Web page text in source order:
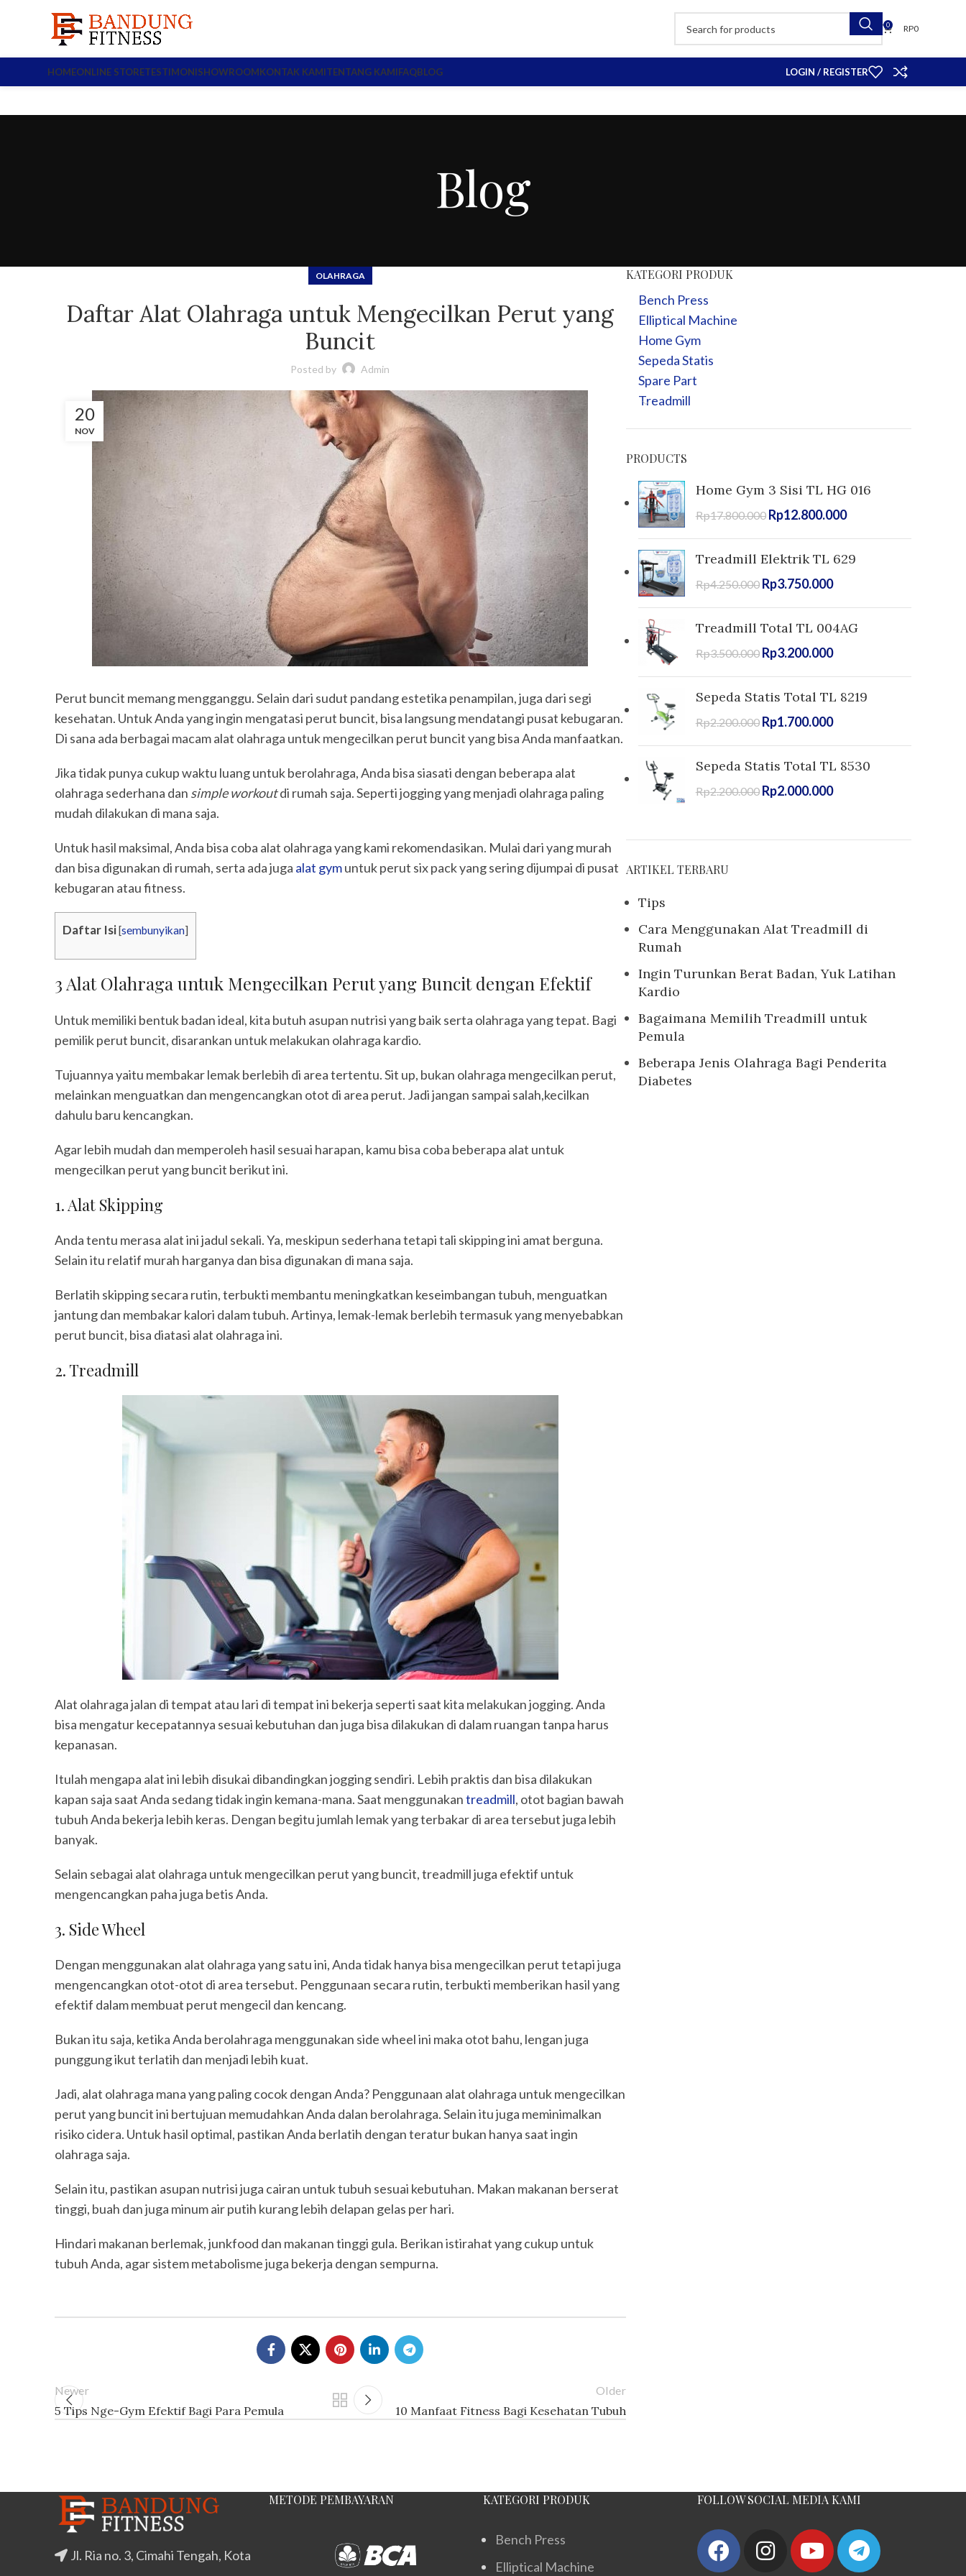
0 RP0
HOMEONLINE STORETESTIMONISHOWROOMKONTAK KAMITENTANG KAMIFAQBLOG LOGIN / REGISTER
Blog
OLAHRAGA
Daftar Alat Olahraga untuk Mengecilkan Perut yang
Buncit
Posted by Admin
20
NOV
Perut buncit memang mengganggu. Selain dari sudut pandang estetika penampilan, juga dari segi
kesehatan. Untuk Anda yang ingin mengatasi perut buncit, bisa langsung mendatangi pusat kebugaran.
Di sana ada berbagai macam alat olahraga untuk mengecilkan perut buncit yang bisa Anda manfaatkan.
Jika tidak punya cukup waktu luang untuk berolahraga, Anda bisa siasati dengan beberapa alat
olahraga sederhana dan simple workoutdi rumah saja. Seperti jogging yang menjadi olahraga paling
mudah dilakukan di mana saja.
Untuk hasil maksimal, Anda bisa coba alat olahraga yang kami rekomendasikan. Mulai dari yang murah
dan bisa digunakan di rumah, serta ada juga alat gymuntuk perut six pack yang sering dijumpai di pusat
kebugaran atau fitness.
Daftar Isi[sembunyikan]
3 Alat Olahraga untuk Mengecilkan Perut yang Buncit dengan Efektif
Untuk memiliki bentuk badan ideal, kita butuh asupan nutrisi yang baik serta olahraga yang tepat. Bagi
pemilik perut buncit, disarankan untuk melakukan olahraga kardio.
Tujuannya yaitu membakar lemak berlebih di area tertentu. Sit up, bukan olahraga mengecilkan perut,
melainkan menguatkan dan mengencangkan otot di area perut. Jadi jangan sampai salah,kecilkan
dahulu baru kencangkan.
Agar lebih mudah dan memperoleh hasil sesuai harapan, kamu bisa coba beberapa alat untuk
mengecilkan perut yang buncit berikut ini.
1. Alat Skipping
Anda tentu merasa alat ini jadul sekali. Ya, meskipun sederhana tetapi tali skipping ini amat berguna.
Selain itu relatif murah harganya dan bisa digunakan di mana saja.
Berlatih skipping secara rutin, terbukti membantu meningkatkan keseimbangan tubuh, menguatkan
jantung dan membakar kalori dalam tubuh. Artinya, lemak-lemak berlebih termasuk yang menyebabkan
perut buncit, bisa diatasi alat olahraga ini.
2. Treadmill
Alat olahraga jalan di tempat atau lari di tempat ini bekerja seperti saat kita melakukan jogging. Anda
bisa mengatur kecepatannya sesuai kebutuhan dan juga bisa dilakukan di dalam ruangan tanpa harus
kepanasan.
Itulah mengapa alat ini lebih disukai dibandingkan jogging sendiri. Lebih praktis dan bisa dilakukan
kapan saja saat Anda sedang tidak ingin kemana-mana. Saat menggunakantreadmill, otot bagian bawah
tubuh Anda bekerja lebih keras. Dengan begitu jumlah lemak yang terbakar di area tersebut juga lebih
banyak.
Selain sebagai alat olahraga untuk mengecilkan perut yang buncit, treadmill juga efektif untuk
mengencangkan paha juga betis Anda.
3. Side Wheel
Dengan menggunakan alat olahraga yang satu ini, Anda tidak hanya bisa mengecilkan perut tetapi juga
mengencangkan otot-otot di area tersebut. Penggunaan secara rutin, terbukti memberikan hasil yang
efektif dalam membuat perut mengecil dan kencang.
Bukan itu saja, ketika Anda berolahraga menggunakan side wheel ini maka otot bahu, lengan juga
punggung ikut terlatih dan menjadi lebih kuat.
Jadi, alat olahraga mana yang paling cocok dengan Anda? Penggunaan alat olahraga untuk mengecilkan
perut yang buncit ini bertujuan memudahkan Anda dalan berolahraga. Selain itu juga meminimalkan
risiko cidera. Untuk hasil optimal, pastikan Anda berlatih dengan teratur bukan hanya saat ingin
olahraga saja.
Selain itu, pastikan asupan nutrisi juga cairan untuk tubuh sesuai kebutuhan. Makan makanan berserat
tinggi, buah dan juga minum air putih kurang lebih delapan gelas per hari.
Hindari makanan berlemak, junkfood dan makanan tinggi gula. Berikan istirahat yang cukup untuk
tubuh Anda, agar sistem metabolisme juga bekerja dengan sempurna.
Newer
5 Tips Nge-Gym Efektif Bagi Para Pemula
Older
10 Manfaat Fitness Bagi Kesehatan Tubuh
KATEGORI PRODUK
Bench Press
Elliptical Machine
Home Gym
Sepeda Statis
Spare Part
Treadmill
PRODUCTS
Home Gym 3 Sisi TL HG 016
Rp17.800.000 Rp12.800.000
Treadmill Elektrik TL 629
Rp4.250.000 Rp3.750.000
Treadmill Total TL 004AG
Rp3.500.000 Rp3.200.000
Sepeda Statis Total TL 8219
Rp2.200.000 Rp1.700.000
Sepeda Statis Total TL 8530
Rp2.200.000 Rp2.000.000
ARTIKEL TERBARU
Tips
Cara Menggunakan Alat Treadmill di
Rumah
Ingin Turunkan Berat Badan, Yuk Latihan
Kardio
Bagaimana Memilih Treadmill untuk
Pemula
Beberapa Jenis Olahraga Bagi Penderita
Diabetes
Jl. Ria no. 3, Cimahi Tengah, Kota
METODE PEMBAYARAN KATEGORI PRODUK
Bench Press
Elliptical Machine
FOLLOW SOCIAL MEDIA KAMI